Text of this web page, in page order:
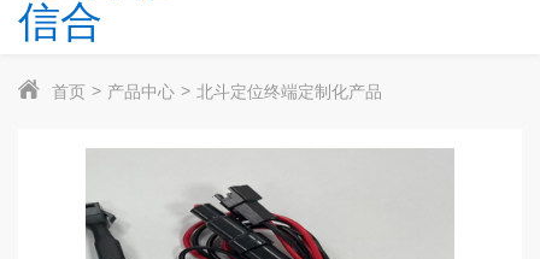
首页 产品中心 北斗定位终端定制化产品